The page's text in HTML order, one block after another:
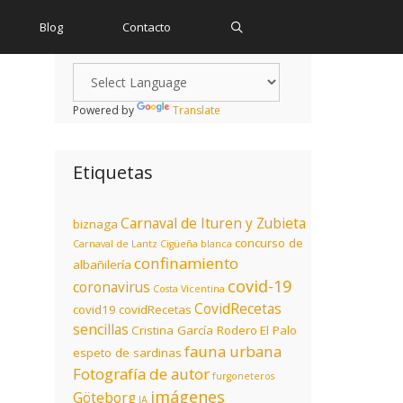
Blog Contacto
Powered by Translate
Etiquetas
biznaga Carnaval de Ituren y Zubieta
Carnaval de Lantz Cigüeña blanca concurso de
albañilería confinamiento
coronavirus Costa Vicentina covid-19
covid19 covidRecetas CovidRecetas
sencillas Cristina García Rodero El Palo
espeto de sardinas fauna urbana
Fotografía de autor furgoneteros
Göteborg IA imágenes